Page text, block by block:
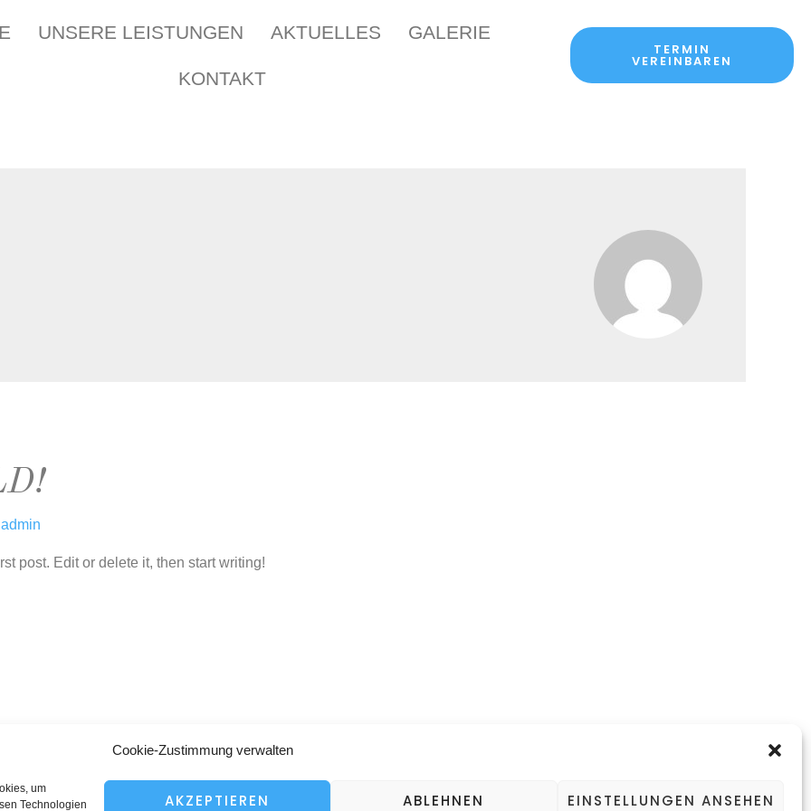
Cookie-Zustimmung verwalten
um
Technologien
AKZEPTIEREN ABLEHNEN EINSTELLUNGEN ANSEHEN
UNSERE LEISTUNGEN AKTUELLES GALERIE
KONTAKT
TERMIN
VEREINBAREN
admin
post. Edit or delete it, then start writing!
Cookie-Richtlinie (EU)
Höchstadt